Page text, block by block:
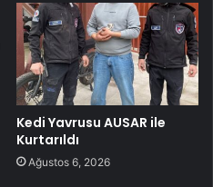
Kedi Yavrusu AUSAR ile
Kurtarıldı
Ağustos 6, 2026